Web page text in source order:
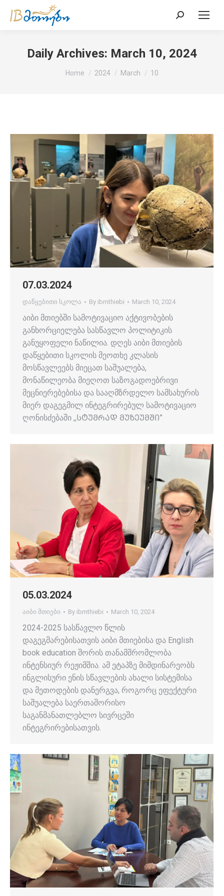
Search:
Daily Archives: March 10, 2024
You are here:
Home 2024 March 10
07.03.2024
დაწყებითი სკოლა By ibmthiebi March 10, 2024
აიბი მთიებში სამოტივაციო აქტივობების
განხორციელება სასწავლო პოლიტიკის
განუყოფელი ნაწილია. დღეს აიბი მთიების
დაწყებითი სკოლის მეოთხე კლასის
მოსწავლეებს მიეცათ საშუალება,
მონაწილეობა მიეღოთ საზოგადოებრივი
მეცნიერებებისა და სააღმზრდელო სამსახურის
მიერ დაგეგმილ ინტეგრირებულ სამოტივაციო
ღონისძებაში ,,ᲡᲢᲣᲛᲠᲐᲓ ᲛᲣᲖᲔᲣᲛᲨᲘ”
05.03.2024
აიბი მთიები By ibmthiebi March 10, 2024
2024-2025 სასწავლო წლის
დაგეგმარებისათვის აიბი მთიებისა და English
book education შორის თანამშრომლობა
ინტენსიურ რეჟიმშია. ამ ეტაპზე მიმდინარეობს
ინგლისური ენის სწავლების ახალი სისტემისა
და მეთოდების დანერგვა, როგორც ეფექტური
საშუალება საერთაშორისო
საგანმანათლებლო სივრცეში
ინტეგრირებისათვის.